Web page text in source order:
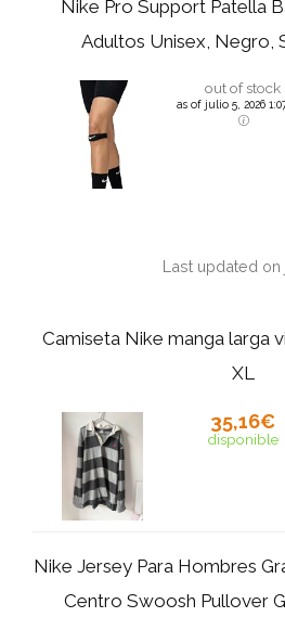
Nike Pro Support Patella
Adultos Unisex, Negro,
out of stock
as of julio 5, 2026
Last updated on
Camiseta Nike manga larga
XL
35,16€
disponible
Nike Jersey Para Hombres
Centro Swoosh Pullover